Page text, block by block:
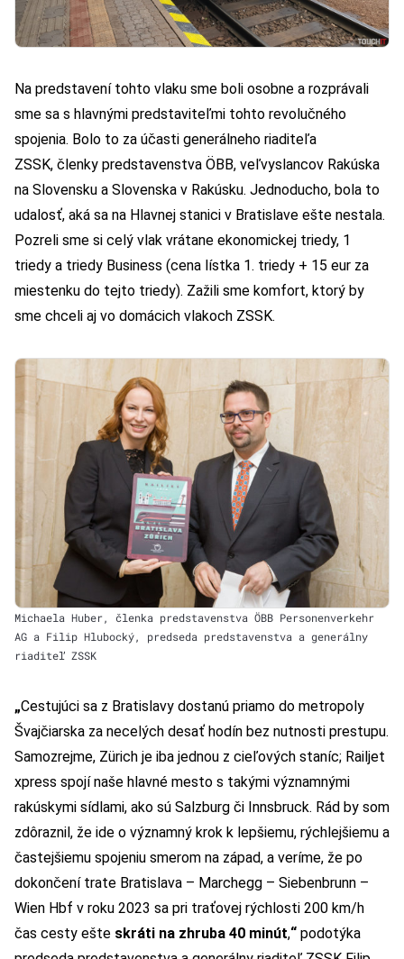
Na predstavení tohto vlaku sme boli osobne a rozprávali
sme sa s hlavnými predstaviteľmi tohto revolučného
spojenia. Bolo to za účasti generálneho riaditeľa
ZSSK, členky predstavenstva ÖBB, veľvyslancov Rakúska
na Slovensku a Slovenska v Rakúsku. Jednoducho, bola to
udalosť, aká sa na Hlavnej stanici v Bratislave ešte nestala.
Pozreli sme si celý vlak vrátane ekonomickej triedy, 1
triedy a triedy Business (cena lístka 1. triedy + 15 eur za
miestenku do tejto triedy). Zažili sme komfort, ktorý by
sme chceli aj vo domácich vlakoch ZSSK.
Michaela Huber, členka predstavenstva ÖBB Personenverkehr
AG a Filip Hlubocký, predseda predstavenstva a generálny
riaditeľ ZSSK
„Cestujúci sa z Bratislavy dostanú priamo do metropoly
Švajčiarska za necelých desať hodín bez nutnosti prestupu.
Samozrejme, Zürich je iba jednou z cieľových staníc; Railjet
xpress spojí naše hlavné mesto s takými významnými
rakúskymi sídlami, ako sú Salzburg či Innsbruck. Rád by som
zdôraznil, že ide o významný krok k lepšiemu, rýchlejšiemu a
častejšiemu spojeniu smerom na západ, a veríme, že po
dokončení trate Bratislava – Marchegg – Siebenbrunn –
Wien Hbf v roku 2023 sa pri traťovej rýchlosti 200 km/h
čas cesty ešte skráti na zhruba 40 minút,“ podotýka